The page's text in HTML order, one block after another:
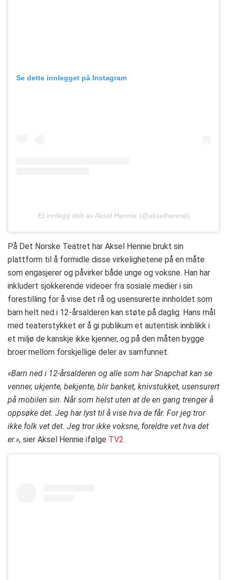
Se dette innlegget på Instagram
Et innlegg delt av Aksel Hennie (@akselhennie)
På Det Norske Teatret har Aksel Hennie brukt sin
plattform til å formidle disse virkelighetene på en måte
som engasjerer og påvirker både unge og voksne. Han har
inkludert sjokkerende videoer fra sosiale medier i sin
forestilling for å vise det rå og usensurerte innholdet som
barn helt ned i 12-årsalderen kan støte på daglig. Hans mål
med teaterstykket er å gi publikum et autentisk innblikk i
et miljø de kanskje ikke kjenner, og på den måten bygge
broer mellom forskjellige deler av samfunnet.
«Barn ned i 12-årsalderen og alle som har Snapchat kan se
venner, ukjente, bekjente, blir banket, knivstukket, usensurert
på mobilen sin. Når som helst uten at de en gang trenger å
oppsøke det. Jeg har lyst til å vise hva de får. For jeg tror
ikke folk vet det. Jeg tror ikke voksne, foreldre vet hva det
er.», sier Aksel Hennie ifølge TV2.